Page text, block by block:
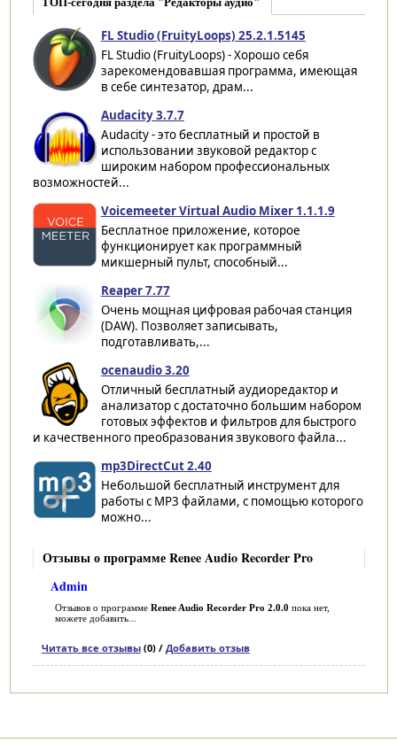
ТОП-сегодня раздела "Редакторы аудио"
FL Studio (FruityLoops) 25.2.1.5145
FL Studio (FruityLoops) - Хорошо себя
зарекомендовавшая программа, имеющая
в себе синтезатор, драм...
Audacity 3.7.7
Audacity - это бесплатный и простой в
использовании звуковой редактор с
широким набором профессиональных
возможностей...
Voicemeeter Virtual Audio Mixer 1.1.1.9
Бесплатное приложение, которое
функционирует как программный
микшерный пульт, способный...
Reaper 7.77
Очень мощная цифровая рабочая станция
(DAW). Позволяет записывать,
подготавливать,...
ocenaudio 3.20
Отличный бесплатный аудиоредактор и
анализатор с достаточно большим набором
готовых эффектов и фильтров для быстрого
и качественного преобразования звукового файла...
mp3DirectCut 2.40
Небольшой бесплатный инструмент для
работы с MP3 файлами, с помощью которого
можно...
Отзывы о программе Renee Audio Recorder Pro
Admin
Отзывов о программе Renee Audio Recorder Pro 2.0.0 пока нет,
можете добавить...
Читать все отзывы(0) / Добавить отзыв